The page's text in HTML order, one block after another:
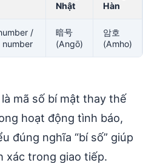
Nhật
Hàn
/
number
暗号
(Angō)
암호
(Amho)
mã số bí mật thay thế
hoạt động tình báo,
đúng nghĩa “bí số” giúp
xác trong giao tiếp.